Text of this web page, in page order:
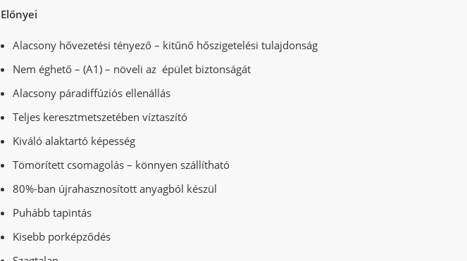
Előnyei
Alacsony hővezetési tényező – kitűnő hőszigetelési tulajdonság
Nem éghető – (A1) – növeli az épület biztonságát
Alacsony páradiffúziós ellenállás
Teljes keresztmetszetében víztaszító
Kiváló alaktartó képesség
Tömörített csomagolás – könnyen szállítható
80%-ban újrahasznosított anyagból készül
Puhább tapintás
Kisebb porképződés